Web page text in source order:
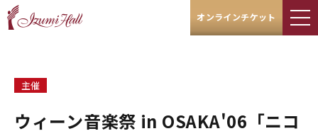
オンラインチケット
主催
ウィーン音楽祭 in OSAKA'06「ニコ